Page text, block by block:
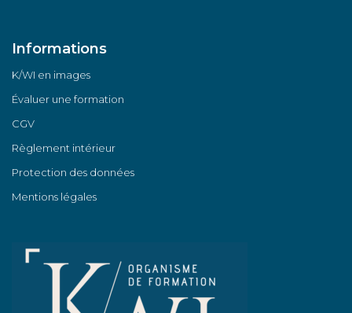
Informations
K/WI en images
Évaluer une formation
CGV
Règlement intérieur
Protection des données
Mentions légales